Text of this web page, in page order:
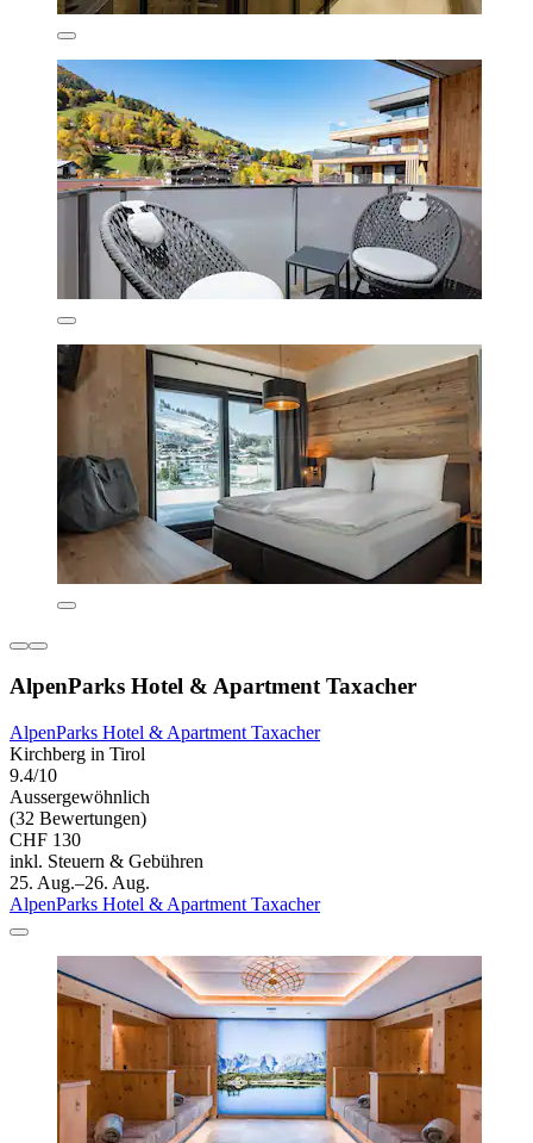
AlpenParks Hotel & Apartment Taxacher
AlpenParks Hotel & Apartment Taxacher
Kirchberg in Tirol
9.4/10
Aussergewöhnlich
(32 Bewertungen)
CHF 130
inkl. Steuern & Gebühren
25. Aug.–26. Aug.
AlpenParks Hotel & Apartment Taxacher